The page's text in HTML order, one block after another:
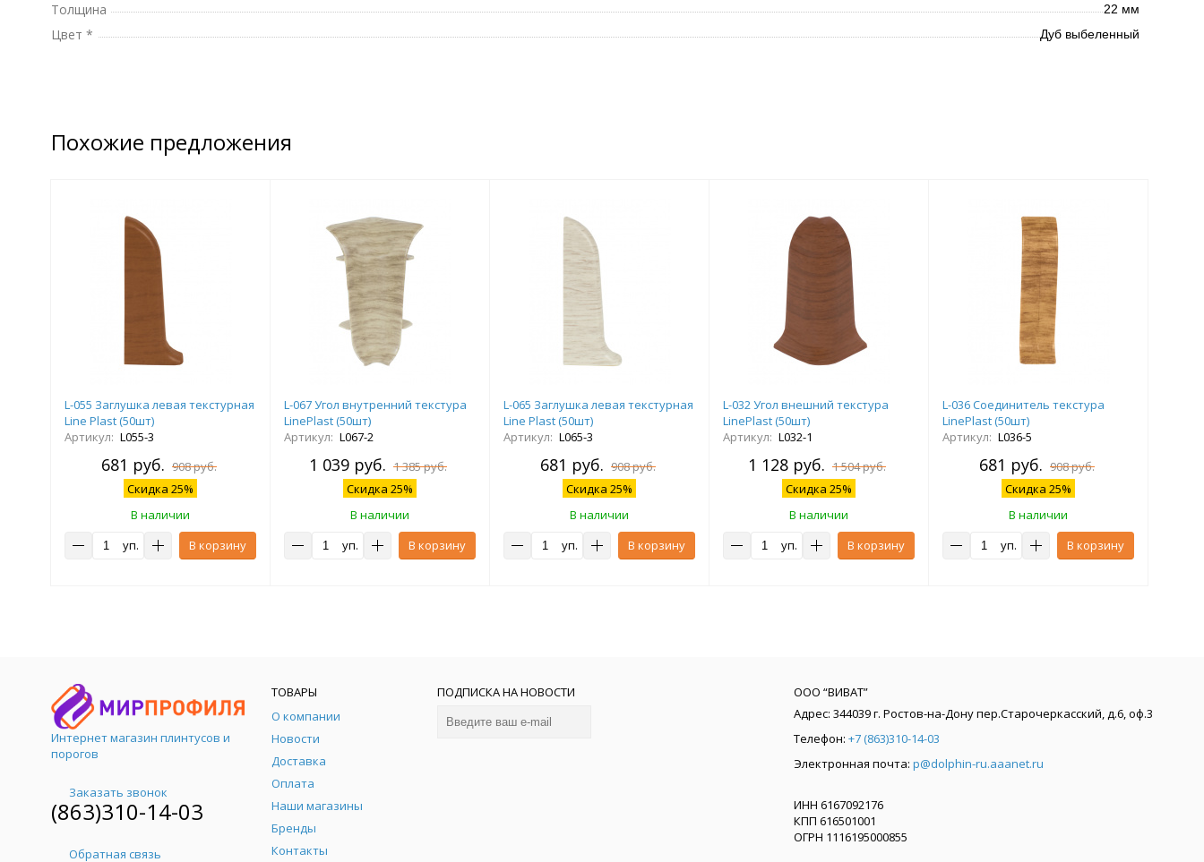
Толщина 22 мм
Цвет * Дуб выбеленный
Похожие предложения
L-055 Заглушка левая текстурная
Line Plast (50шт)
Артикул: L055-3
681 руб. 908 руб.
Скидка 25%
В наличии
уп.
В корзину
L-067 Угол внутренний текстура
LinePlast (50шт)
Артикул: L067-2
1 039 руб. 1 385 руб.
Скидка 25%
В наличии
уп.
В корзину
L-065 Заглушка левая текстурная
Line Plast (50шт)
Артикул: L065-3
681 руб. 908 руб.
Скидка 25%
В наличии
уп.
В корзину
L-032 Угол внешний текстура
LinePlast (50шт)
Артикул: L032-1
1 128 руб. 1 504 руб.
Скидка 25%
В наличии
уп.
В корзину
L-036 Соединитель текстура
LinePlast (50шт)
Артикул: L036-5
681 руб. 908 руб.
Скидка 25%
В наличии
уп.
В корзину
Интернет магазин плинтусов и
порогов
Заказать звонок
(863)310-14-03
Обратная связь
ТОВАРЫ
О компании
Новости
Доставка
Оплата
Наши магазины
Бренды
Контакты
ПОДПИСКА НА НОВОСТИ
ООО “ВИВАТ”
Адрес: 344039г. Ростов-на-Донупер.Старочеркасский, д.6, оф.3
Телефон: +7 (863)310-14-03
Электронная почта: p@dolphin-ru.aaanet.ru
ИНН 6167092176
КПП 616501001
ОГРН 1116195000855